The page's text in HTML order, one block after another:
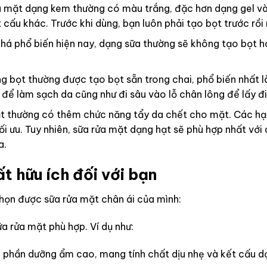
dạng kem thường có màu trắng, đặc hơn dạng gel
khác. Trước khi dùng, bạn luôn phải tạo bọt trước
phổ biến hiện nay, dạng sữa thường sẽ không tạo bọt
bọt thường được tạo bọt sẵn trong chai, phổ biến nhất
làm sạch da cũng như đi sâu vào lỗ chân lông để lấy
thường có thêm chức năng tẩy da chết cho mặt. Các
ưu. Tuy nhiên, sữa rửa mặt dạng hạt sẽ phù hợp nhất
hữu ích đối với bạn
được sữa rửa mặt chân ái của mình:
rửa mặt phù hợp. Ví dụ như:
dưỡng ẩm cao, mang tính chất dịu nhẹ và kết cấu